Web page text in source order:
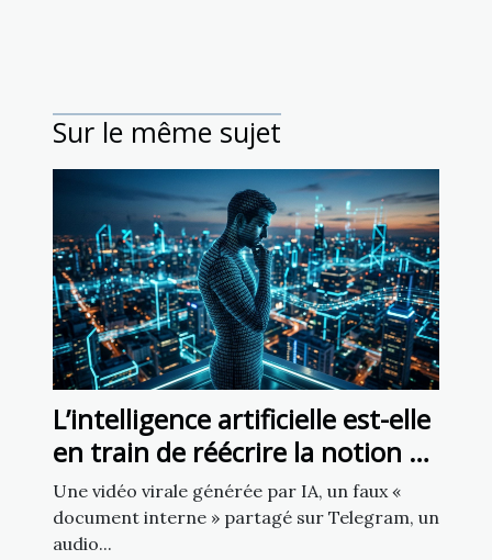
Sur le même sujet
L’intelligence artificielle est-elle
en train de réécrire la notion de
source fiable ?
Une vidéo virale générée par IA, un faux «
document interne » partagé sur Telegram, un
audio...